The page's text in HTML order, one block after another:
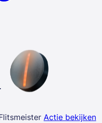
Actie bekijken